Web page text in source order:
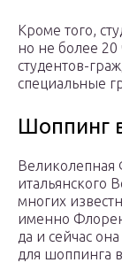
Кроме того,
но не более
студентов-
специальные
Шоппинг
Великолепная
итальянского
многих
именно
да и сейчас
для шоппинга